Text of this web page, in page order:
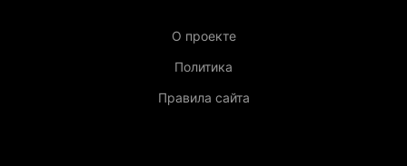
О проекте
Политика
Правила сайта